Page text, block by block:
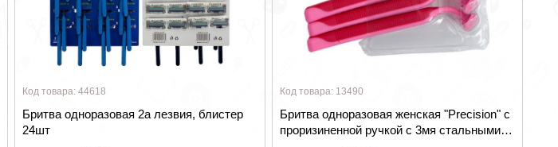
Код товара: 44618
Бритва одноразовая 2а лезвия, блистер
24шт
Код товара: 13490
Бритва одноразовая женская "Precision" с
проризиненной ручкой с 3мя стальными